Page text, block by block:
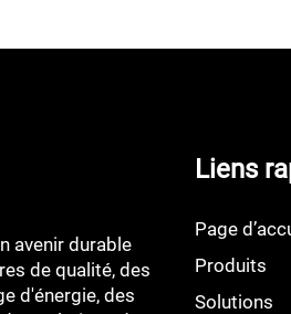
avenir durable
de qualité, des
d'énergie, des
Liens
Page
Produits
Solutions